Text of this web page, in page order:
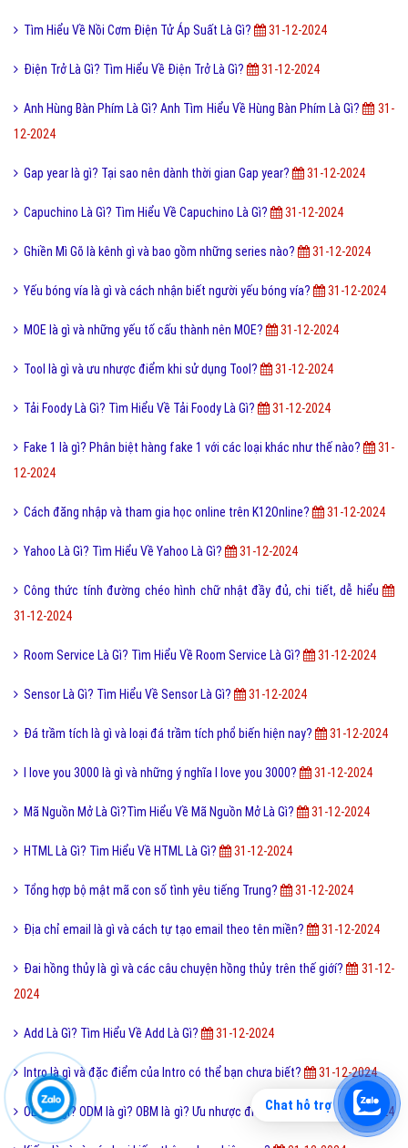
Tìm Hiểu Về Nồi Cơm Điện Tử Áp Suất Là Gì? 31-12-2024
Điện Trở Là Gì? Tìm Hiểu Về Điện Trở Là Gì? 31-12-2024
Anh Hùng Bàn Phím Là Gì? Anh Tìm Hiểu Về Hùng Bàn Phím Là Gì?
31-
12-2024
Gap year là gì? Tại sao nên dành thời gian Gap year? 31-12-2024
Capuchino Là Gì? Tìm Hiểu Về Capuchino Là Gì? 31-12-2024
Ghiền Mì Gõ là kênh gì và bao gồm những series nào? 31-12-2024
Yếu bóng vía là gì và cách nhận biết người yếu bóng vía? 31-12-2024
MOE là gì và những yếu tố cấu thành nên MOE? 31-12-2024
Tool là gì và ưu nhược điểm khi sử dụng Tool? 31-12-2024
Tải Foody Là Gì? Tìm Hiểu Về Tải Foody Là Gì? 31-12-2024
Fake 1 là gì? Phân biệt hàng fake 1 với các loại khác như thế nào?
31-
12-2024
Cách đăng nhập và tham gia học online trên K12Online? 31-12-2024
Yahoo Là Gì? Tìm Hiểu Về Yahoo Là Gì? 31-12-2024
Công thức tính đường chéo hình chữ nhật đầy đủ, chi tiết, dễ hiểu
31-12-2024
Room Service Là Gì? Tìm Hiểu Về Room Service Là Gì? 31-12-2024
Sensor Là Gì? Tìm Hiểu Về Sensor Là Gì? 31-12-2024
Đá trầm tích là gì và loại đá trầm tích phổ biến hiện nay? 31-12-2024
I love you 3000 là gì và những ý nghĩa I love you 3000? 31-12-2024
Mã Nguồn Mở Là Gì?Tìm Hiểu Về Mã Nguồn Mở Là Gì? 31-12-2024
HTML Là Gì? Tìm Hiểu Về HTML Là Gì? 31-12-2024
Tổng hợp bộ mật mã con số tình yêu tiếng Trung? 31-12-2024
Địa chỉ email là gì và cách tự tạo email theo tên miền? 31-12-2024
Đai hồng thủy là gì và các câu chuyện hồng thủy trên thế giớí?
31-12-
2024
Add Là Gì? Tìm Hiểu Về Add Là Gì? 31-12-2024
Intro là gì và đặc điểm của Intro có thể bạn chưa biết? 31-12-2024
OEM là gì? ODM là gì? OBM là gì? Ưu nhược điểm của OEM 31-12-2024
Chat hỗ trợ